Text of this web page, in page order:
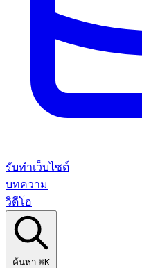
รับทำเว็บไซต์
บทความ
วิดีโอ
ค้นหา ⌘K